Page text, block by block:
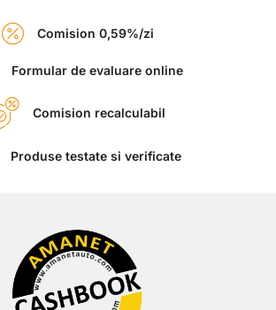
Comision 0,59%/zi
Formular de evaluare online
Comision recalculabil
Produse testate si verificate